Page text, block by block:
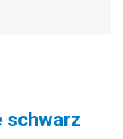
schwarz